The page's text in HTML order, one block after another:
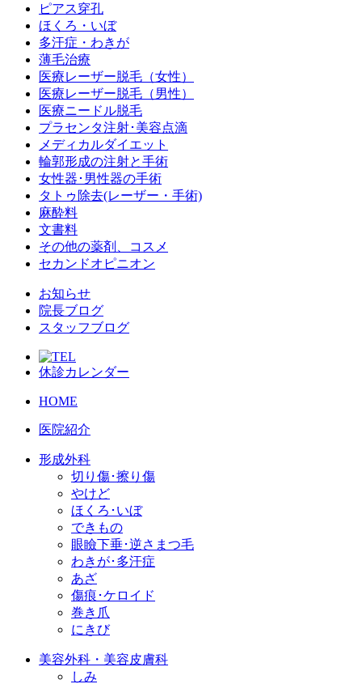
ピアス穿孔
ほくろ・いぼ
多汗症・わきが
薄毛治療
医療レーザー脱毛（女性）
医療レーザー脱毛（男性）
医療ニードル脱毛
プラセンタ注射･美容点滴
メディカルダイエット
輪郭形成の注射と手術
女性器･男性器の手術
タトゥ除去(レーザー・手術)
麻酔料
文書料
その他の薬剤、コスメ
セカンドオピニオン
お知らせ
院長ブログ
スタッフブログ
休診カレンダー
HOME
医院紹介
形成外科
切り傷･擦り傷
やけど
ほくろ･いぼ
できもの
眼瞼下垂･逆さまつ毛
わきが･多汗症
あざ
傷痕･ケロイド
巻き爪
にきび
美容外科・美容皮膚科
しみ